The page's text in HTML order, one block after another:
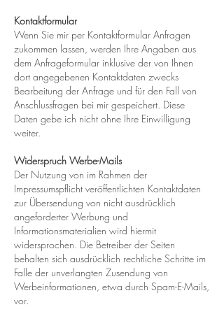
Kontaktformular
Wenn Sie mir per Kontaktformular Anfragen
zukommen lassen, werden Ihre Angaben aus
dem Anfrageformular inklusive der von Ihnen
dort angegebenen Kontaktdaten zwecks
Bearbeitung der Anfrage und für den Fall von
Anschlussfragen bei mir gespeichert. Diese
Daten gebe ich nicht ohne Ihre Einwilligung
weiter.
Widerspruch Werbe-Mails
Der Nutzung von im Rahmen der
Impressumspflicht veröffentlichten Kontaktdaten
zur Übersendung von nicht ausdrücklich
angeforderter Werbung und
Informationsmaterialien wird hiermit
widersprochen. Die Betreiber der Seiten
behalten sich ausdrücklich rechtliche Schritte im
Falle der unverlangten Zusendung von
Werbeinformationen, etwa durch Spam-E-Mails,
vor.